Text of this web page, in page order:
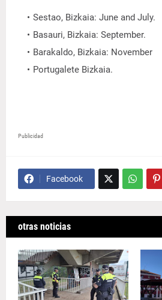
Sestao, Bizkaia: June and July.
Basauri, Bizkaia: September.
Barakaldo, Bizkaia: November
Portugalete Bizkaia.
Publicidad
Facebook
otras noticias